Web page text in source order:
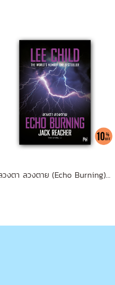
ลวงตา ลวงตาย (Echo Burning) [ฉบับปรับปรุง] #5